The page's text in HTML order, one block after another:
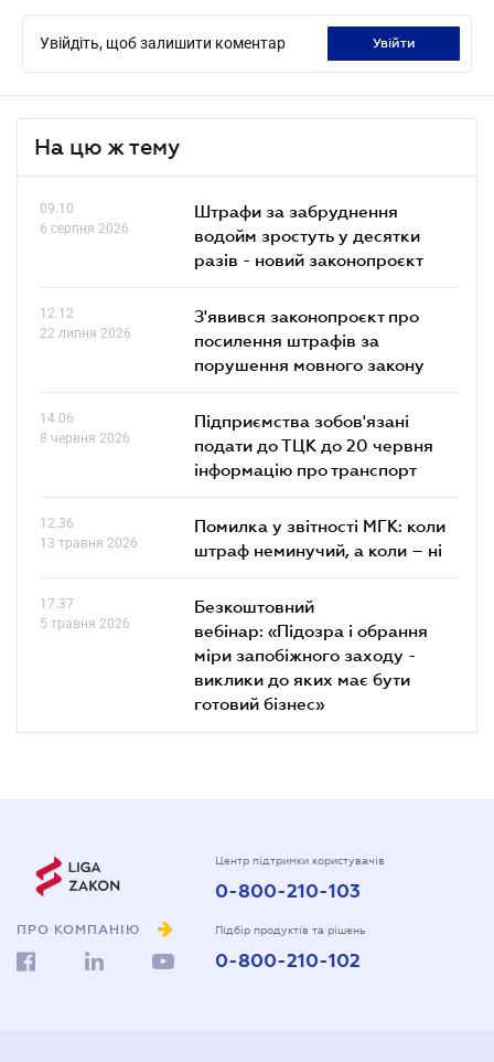
Увійдіть, щоб залишити коментар увійти
На цю ж тему
09.10
6 серпня 2026
Штрафи за забруднення
водойм зростуть у десятки
разів - новий законопроєкт
12.12
22 липня 2026
З'явився законопроєкт про
посилення штрафів за
порушення мовного закону
14.06
8 червня 2026
Підприємства зобов'язані
подати до ТЦК до 20 червня
інформацію про транспорт
12.36
13 травня 2026
Помилка у звітності МГК: коли
штраф неминучий, а коли – ні
17.37
5 травня 2026
Безкоштовний
вебінар: «Підозра і обрання
міри запобіжного заходу -
виклики до яких має бути
готовий бізнес»
ПРО КОМПАНІЮ
Центр підтримки користувачів
0-800-210-103
Підбір продуктів та рішень
0-800-210-102